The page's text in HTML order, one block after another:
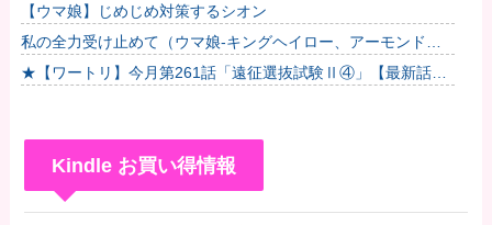
【ウマ娘】じめじめ対策するシオン
私の全力受け止めて（ウマ娘-キングヘイロー、アーモンドア
イ、フサイチパンドラ、ラインクラフト）
★【ワートリ】今月第261話「遠征選抜試験Ⅱ④」【最新話コ
Kindle お買い得情報